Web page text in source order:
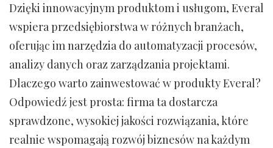
Dzięki innowacyjnym produktom i usługom, Everal
wspiera przedsiębiorstwa w różnych branżach,
oferując im narzędzia do automatyzacji procesów,
analizy danych oraz zarządzania projektami.
Dlaczego warto zainwestować w produkty Everal?
Odpowiedź jest prosta: firma ta dostarcza
sprawdzone, wysokiej jakości rozwiązania, które
realnie wspomagają rozwój biznesów na każdym